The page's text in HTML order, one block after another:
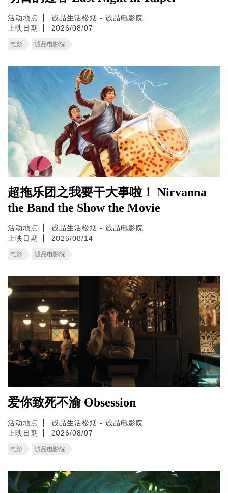
活动地点
诚品生活松烟 - 诚品电影院
上映日期
2026/08/07
电影 诚品电影院
超拖乐团之我要干大事啦！ Nirvanna
the Band the Show the Movie
活动地点
诚品生活松烟 - 诚品电影院
上映日期
2026/08/14
电影 诚品电影院
爱你致死不渝 Obsession
活动地点
诚品生活松烟 - 诚品电影院
上映日期
2026/08/07
电影 诚品电影院